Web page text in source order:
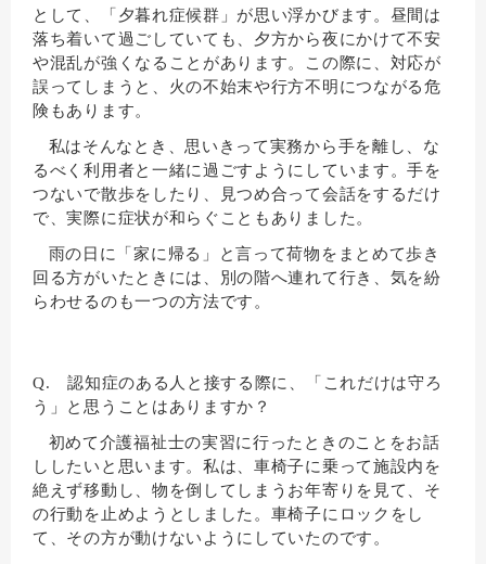
として、「夕暮れ症候群」が思い浮かびます。昼間は
落ち着いて過ごしていても、夕方から夜にかけて不安
や混乱が強くなることがあります。この際に、対応が
誤ってしまうと、火の不始末や行方不明につながる危
険もあります。
私はそんなとき、思いきって実務から手を離し、な
るべく利用者と一緒に過ごすようにしています。手を
つないで散歩をしたり、見つめ合って会話をするだけ
で、実際に症状が和らぐこともありました。
雨の日に「家に帰る」と言って荷物をまとめて歩き
回る方がいたときには、別の階へ連れて行き、気を紛
らわせるのも一つの方法です。
Q. 認知症のある人と接する際に、「これだけは守ろ
う」と思うことはありますか？
初めて介護福祉士の実習に行ったときのことをお話
ししたいと思います。私は、車椅子に乗って施設内を
絶えず移動し、物を倒してしまうお年寄りを見て、そ
の行動を止めようとしました。車椅子にロックをし
て、その方が動けないようにしていたのです。